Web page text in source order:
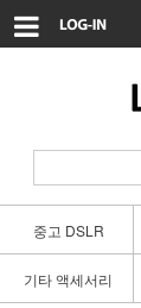
중고 DSLR
기타 액세서리